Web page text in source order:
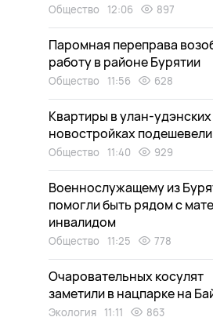
Общество 12:06 897
Паромная переправа
работу в районе Бурятии
Общество 11:56 628
Квартиры в улан-удэнских
новостройках подешевели
Общество 11:40 929
Военнослужащему из
помогли быть рядом с
инвалидом
Общество 11:25 778
Очаровательных косулят
заметили в нацпарке на
Экология 11:11 863